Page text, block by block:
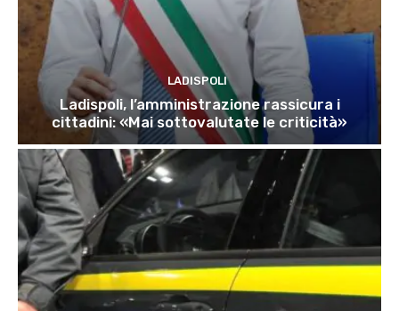
LADISPOLI
Ladispoli, l’amministrazione rassicura i
cittadini: «Mai sottovalutate le criticità»